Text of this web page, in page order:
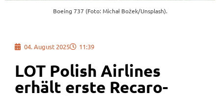
Boeing 737 (Foto: Michał Bożek/Unsplash).
04. August 2025 11:39
LOT Polish Airlines
erhält erste Recaro-